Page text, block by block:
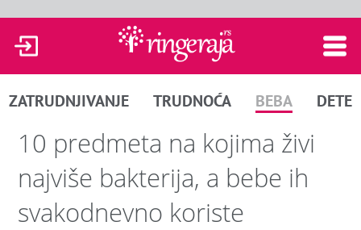
ZATRUDNJIVANJE TRUDNOĆA BEBA DETE
10 predmeta na kojima živi
najviše bakterija, a bebe ih
svakodnevno koriste